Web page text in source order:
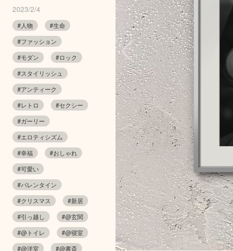
2023/2/4
#人物
#生命
#ファッション
#モダン
#ロック
#スタイリッシュ
#アンティーク
#レトロ
#セクシー
#ガーリー
#エロティシズム
#幸福
#おしゃれ
#可愛い
#バレンタイン
#クリスマス
#新居
#引っ越し
#@玄関
#@トイレ
#@寝室
#@洋室
#@書斎